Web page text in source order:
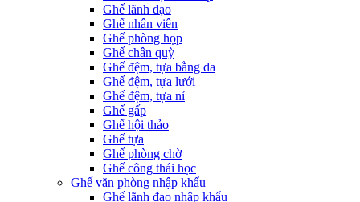
Ghế lãnh đạo
Ghế nhân viên
Ghế phòng họp
Ghế chân quỳ
Ghế đệm, tựa bằng da
Ghế đệm, tựa lưới
Ghế đệm, tựa nỉ
Ghế gấp
Ghế hội thảo
Ghế tựa
Ghế phòng chờ
Ghế công thái học
Ghế văn phòng nhập khẩu
Ghế lãnh đạo nhập khẩu